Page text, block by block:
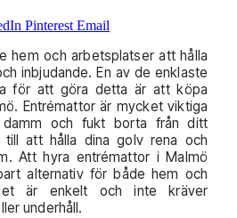
Pinterest Email
hem och arbetsplatser att hålla
inbjudande. En av de enklaste
för att göra detta är att köpa
Entrémattor är mycket viktiga
och fukt borta från ditt
till att hålla dina golv rena och
Att hyra entrémattor i Malmö
alternativ för både hem och
är enkelt och inte kräver
underhåll.